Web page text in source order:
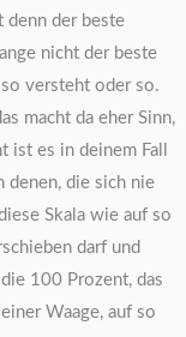
denn der beste
nicht der beste
versteht oder so.
macht da eher Sinn,
es in deinem Fall
denen, die sich nie
Skala wie auf so
darf und
100 Prozent, das
Waage, auf so